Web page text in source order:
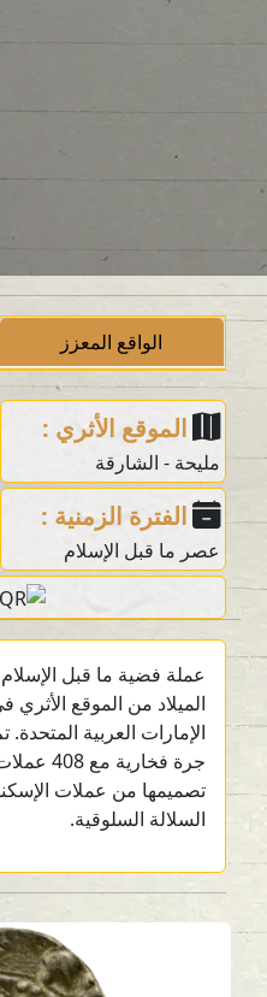
الواقع المعزز
الموقع الأثري :
مليحة - الشارقة
الفترة الزمنية :
عصر ما قبل الإسلام
عملة فضية ما قبل الإسلام
الميلاد من الموقع الأثري
الإمارات العربية المتحدة.
جرة فخارية
تصميمها من عملات
السلالة السلوقية.